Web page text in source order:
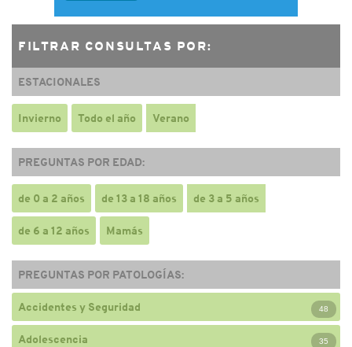
FILTRAR CONSULTAS POR:
ESTACIONALES
Invierno Todo el año Verano
PREGUNTAS POR EDAD:
de 0 a 2 años de 13 a 18 años de 3 a 5 años
de 6 a 12 años Mamás
PREGUNTAS POR PATOLOGÍAS:
Accidentes y Seguridad 48
Adolescencia 35